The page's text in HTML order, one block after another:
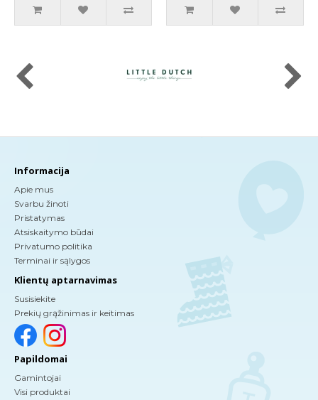
Informacija
Apie mus
Svarbu žinoti
Pristatymas
Atsiskaitymo būdai
Privatumo politika
Terminai ir sąlygos
Klientų aptarnavimas
Susisiekite
Prekių grąžinimas ir keitimas
Papildomai
Gamintojai
Visi produktai